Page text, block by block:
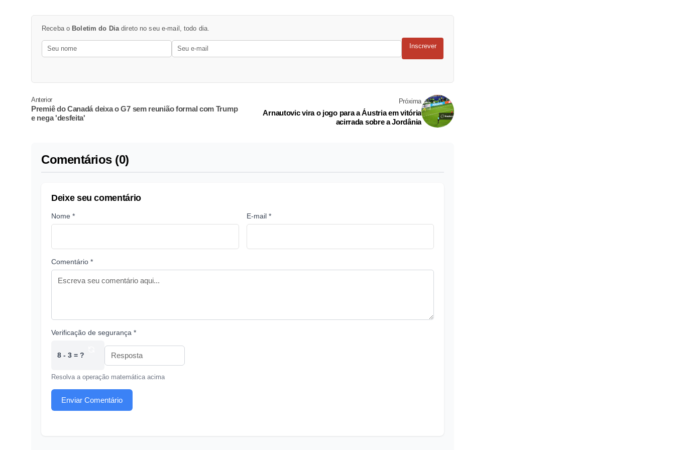
Receba o Boletim do Dia direto no seu e-mail, todo dia.
Inscrever
Anterior
Premiê do Canadá deixa o G7 sem reunião formal com Trump
e nega 'desfeita'
Próxima
Arnautovic vira o jogo para a Áustria em vitória
acirrada sobre a Jordânia
Comentários (0)
Deixe seu comentário
Nome * E-mail *
Comentário *
Verificação de segurança *
8 - 3 = ?
Resolva a operação matemática acima
Enviar Comentário